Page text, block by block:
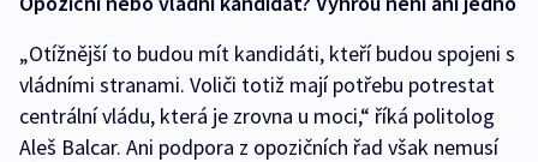
„Otížnější to budou mít kandidáti, kteří budou spojeni s
vládními stranami. Voliči totiž mají potřebu potrestat
centrální vládu, která je zrovna u moci,“ říká politolog
Aleš Balcar. Ani podpora z opozičních řad však nemusí